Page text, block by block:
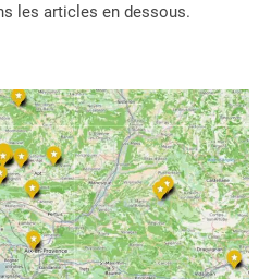
les articles en dessous.